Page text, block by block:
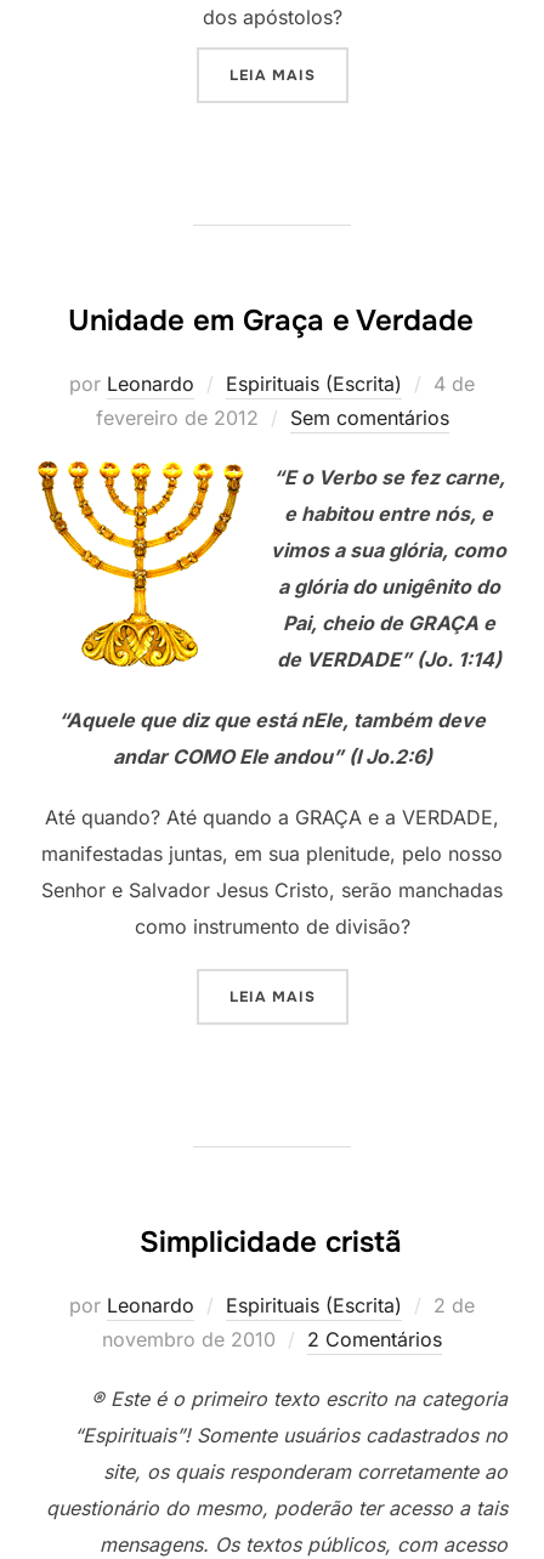
dos apóstolos?
LEIA MAIS“A DETERIORAÇÃO DAS
Unidade em Graça e Verdade
por Leonardo Espirituais (Escrita)
Postado
em
4 de
fevereiro de 2012
Sem comentários
“E o Verbo se fez carne,
e habitou entre nós, e
vimos a sua glória, como
a glória do unigênito do
Pai, cheio de GRAÇA e
de VERDADE” (Jo. 1:14)
“Aquele que diz que está nEle, também deve
andar COMO Ele andou” (I Jo.2:6)
Até quando? Até quando a GRAÇA e a VERDADE,
manifestadas juntas, em sua plenitude, pelo nosso
Senhor e Salvador Jesus Cristo, serão manchadas
como instrumento de divisão?
LEIA MAIS“UNIDADE EM GRAÇA E
Simplicidade cristã
por Leonardo Espirituais (Escrita)
Postado
em
2 de
novembro de 2010
2 Comentários
® Este é o primeiro texto escrito na categoria
“Espirituais”! Somente usuários cadastrados no
site, os quais responderam corretamente ao
questionário do mesmo, poderão ter acesso a tais
mensagens. Os textos públicos, com acesso